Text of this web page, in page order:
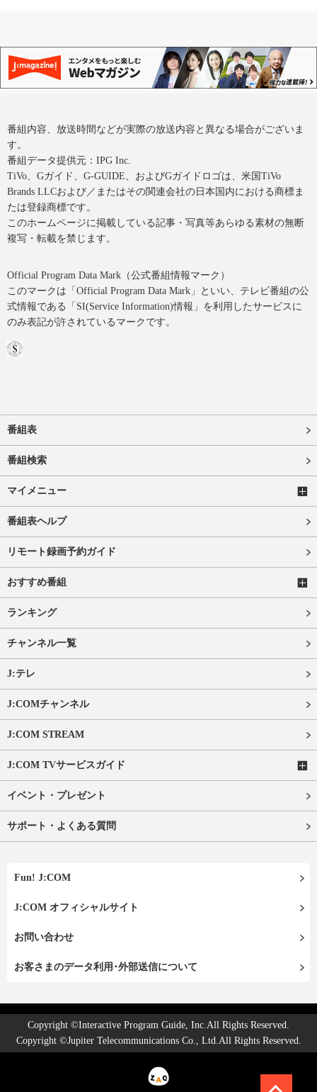
番組内容、放送時間などが実際の放送内容と異なる場合がございま
す。
番組データ提供元：IPG Inc.
TiVo、Gガイド、G-GUIDE、およびGガイドロゴは、米国TiVo
Brands LLCおよび／またはその関連会社の日本国内における商標ま
たは登録商標です。
このホームページに掲載している記事・写真等あらゆる素材の無断
複写・転載を禁じます。
Official Program Data Mark（公式番組情報マーク）
このマークは「Official Program Data Mark」といい、テレビ番組の公
式情報である「SI(Service Information)情報」を利用したサービスに
のみ表記が許されているマークです。
番組表
番組検索
マイメニュー
番組表ヘルプ
リモート録画予約ガイド
おすすめ番組
ランキング
チャンネル一覧
J:テレ
J:COMチャンネル
J:COM STREAM
J:COM TVサービスガイド
イベント・プレゼント
サポート・よくある質問
Fun! J:COM
J:COM オフィシャルサイト
お問い合わせ
お客さまのデータ利用･外部送信について
Copyright ©Interactive Program Guide, Inc.All Rights Reserved.
Copyright ©Jupiter Telecommunications Co., Ltd.All Rights Reserved.